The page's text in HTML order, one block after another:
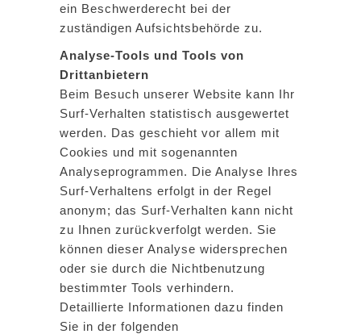
ein Beschwerderecht bei der
zuständigen Aufsichtsbehörde zu.
Analyse-Tools und Tools von
Drittanbietern
Beim Besuch unserer Website kann Ihr
Surf-Verhalten statistisch ausgewertet
werden. Das geschieht vor allem mit
Cookies und mit sogenannten
Analyseprogrammen. Die Analyse Ihres
Surf-Verhaltens erfolgt in der Regel
anonym; das Surf-Verhalten kann nicht
zu Ihnen zurückverfolgt werden. Sie
können dieser Analyse widersprechen
oder sie durch die Nichtbenutzung
bestimmter Tools verhindern.
Detaillierte Informationen dazu finden
Sie in der folgenden